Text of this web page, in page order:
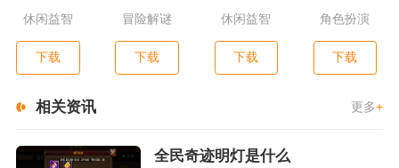
休闲益智
下载
冒险解谜
下载
休闲益智
下载
角色扮演
下载
相关资讯 更多+
全民奇迹明灯是什么